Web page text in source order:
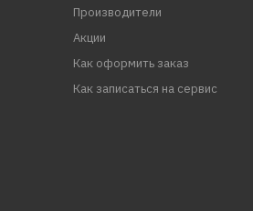
Производители
Акции
Как оформить заказ
Как записаться на сервис